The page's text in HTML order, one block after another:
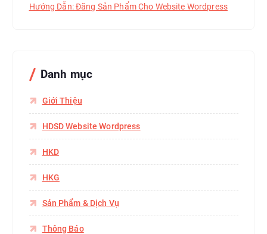
Hướng Dẫn: Đăng Sản Phẩm Cho Website Wordpress
Danh mục
Giới Thiệu
HDSD Website Wordpress
HKD
HKG
Sản Phẩm & Dịch Vụ
Thông Báo